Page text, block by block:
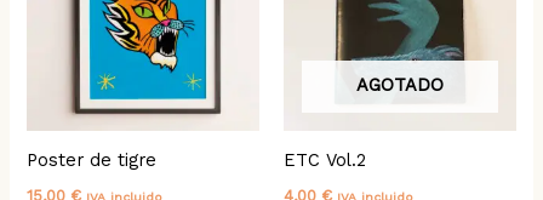
Poster de tigre
15,00 € IVA incluido
AGOTADO
ETC Vol.2
4,00 € IVA incluido